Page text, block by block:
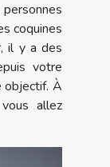
coquines
il y a des
votre
objectif. À
allez